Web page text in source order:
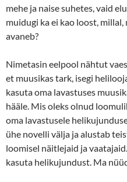
mehe ja naise suhetes, vaid
muidugi ka ei kao loost,
avaneb?
Nimetasin eelpool nähtut
et muusikas tark, isegi
kasuta oma lavastuses
hääle. Mis oleks olnud
oma lavastusele
ühe novelli välja ja alustab
loomisel näitlejaid ja
kasuta helikujundust. Ma